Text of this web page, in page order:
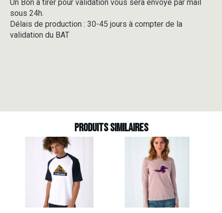
Un Bon à tirer pour validation vous sera envoyé par mail
sous 24h.
Délais de production : 30-45 jours à compter de la
validation du BAT
Produits similaires